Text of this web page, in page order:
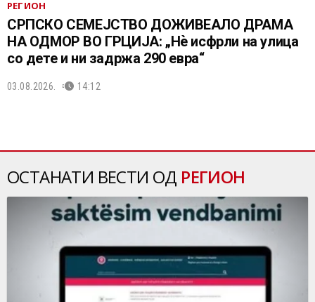
РЕГИОН
СРПСКО СЕМЕЈСТВО ДОЖИВЕАЛО ДРАМА
НА ОДМОР ВО ГРЦИЈА: „Нѐ исфрли на улица
со дете и ни задржа 290 евра“
03.08.2026. 14:12
ОСТАНАТИ ВЕСТИ ОД РЕГИОН